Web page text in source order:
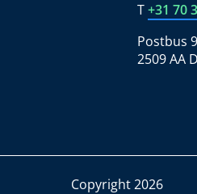
T+31 70
Postbus
2509 AA
Copyright 2026